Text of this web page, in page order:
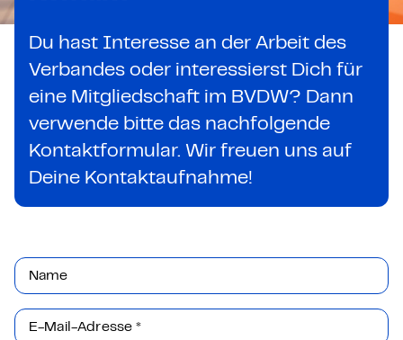
Du hast Interesse an der Arbeit des
Verbandes oder interessierst Dich für
eine Mitgliedschaft im BVDW? Dann
verwende bitte das nachfolgende
Kontaktformular. Wir freuen uns auf
Deine Kontaktaufnahme!
Name
E-Mail-Adresse*